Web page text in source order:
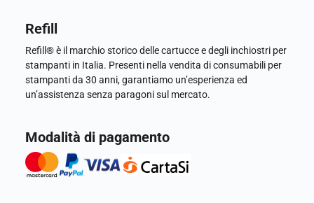
Refill
Refill® è il marchio storico delle cartucce e degli inchiostri per
stampanti in Italia. Presenti nella vendita di consumabili per
stampanti da 30 anni, garantiamo un’esperienza ed
un’assistenza senza paragoni sul mercato.
Modalità di pagamento